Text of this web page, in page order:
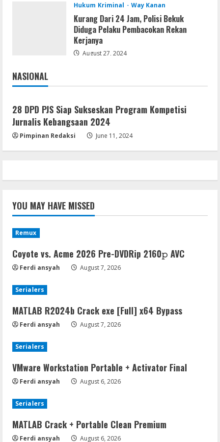
Serialers
MATLAB Crack + Portable Clean
Premium
5
Serialers
10 (x32x64)
August 6, 2026
Hukum Kriminal Way Kanan
Kurang Dari 24 Jam, Polisi Bekuk
Diduga Pelaku Pembacokan Rekan
Kerjanya
August 27, 2024
NASIONAL
Jakarta
28 DPD PJS Siap Sukseskan Program Kompetisi
Jurnalis Kebangsaan 2024
Pimpinan Redaksi June 11, 2024
YOU MAY HAVE MISSED
Remux
Coyote vs. Acme 2026 Pre-DVDRip 2160𝚙 AVC
Ferdi ansyah August 7, 2026
Serialers
MATLAB R2024b Crack exe [Full] x64 Bypass
Ferdi ansyah August 7, 2026
Serialers
VMware Workstation Portable + Activator Final
Ferdi ansyah August 6, 2026
Serialers
MATLAB Crack + Portable Clean Premium
Ferdi ansyah August 6, 2026